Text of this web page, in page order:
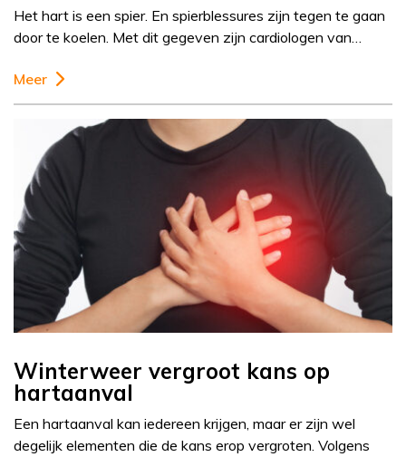
Het hart is een spier. En spierblessures zijn tegen te gaan
door te koelen. Met dit gegeven zijn cardiologen van…
Meer
Winterweer vergroot kans op
hartaanval
Een hartaanval kan iedereen krijgen, maar er zijn wel
degelijk elementen die de kans erop vergroten. Volgens